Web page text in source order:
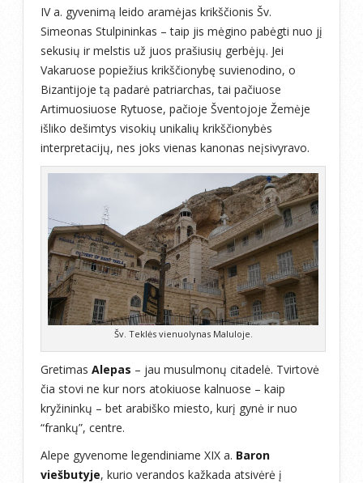
IV a. gyvenimą leido aramėjas krikščionis Šv.
Simeonas Stulpininkas – taip jis mėgino pabėgti nuo jį
sekusių ir melstis už juos prašiusių gerbėjų. Jei
Vakaruose popiežius krikščionybę suvienodino, o
Bizantijoje tą padarė patriarchas, tai pačiuose
Artimuosiuose Rytuose, pačioje Šventojoje Žemėje
išliko dešimtys visokių unikalių krikščionybės
interpretacijų, nes joks vienas kanonas neįsivyravo.
Šv. Teklės vienuolynas Maluloje.
Gretimas Alepas – jau musulmonų citadelė. Tvirtovė
čia stovi ne kur nors atokiuose kalnuose – kaip
kryžininkų – bet arabiško miesto, kurį gynė ir nuo
“frankų”, centre.
Alepe gyvenome legendiniame XIX a. Baron
viešbutyje, kurio verandos kažkada atsivėrė į